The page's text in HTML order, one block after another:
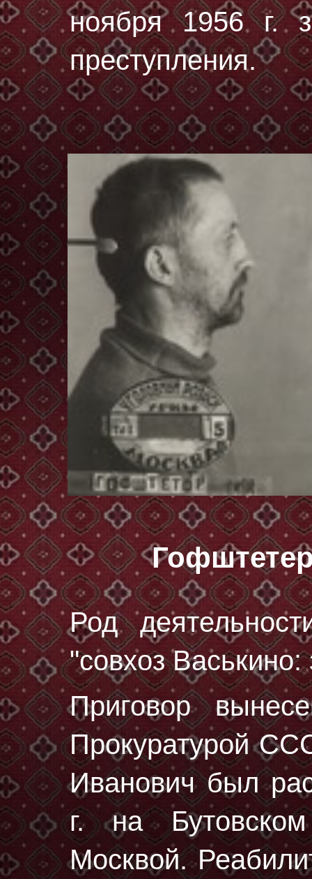
ноября 1956 г.
преступления.
Род
"совхоз Васькино:
Приговор
Прокуратурой
Иванович был
г.на
Москвой.